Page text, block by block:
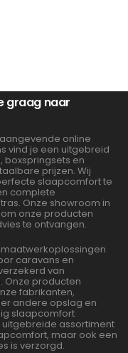
graag naar
online
vind je een uitgebreid
en
prijzen. Wij
slaapcomfort te
complete
Onze showroom in
onze producten
te ontvangen.
caravans en
van
Onze producten
fabrikanten,
andere opslag en
slaapcomfort
assortiment
maar ook een
is verzorgd.